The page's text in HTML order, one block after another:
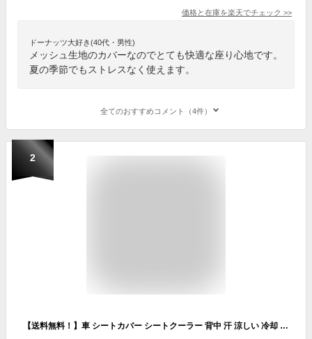
価格と在庫を楽天でチェック >>
ドーナッツ大好き(40代・男性)
メッシュ生地のカバーなのでとても快適な座り心地です。
夏の季節でもストレスなく使えます。
全てのおすすめコメント（4件）
2
【送料無料！】車 シートカバー シートクーラー 背中 汗 涼しい 冷却 冷感 座席シートカバー シートクッション 蒸れ対策 蒸れ 蒸れない 汗対策 汗臭い 洗濯 洗う 丸洗い メッシュ 運転 スポーツ ジョギング 仕事 臭い アウトドア 腰痛 クール カバー 洗える 尻 黒